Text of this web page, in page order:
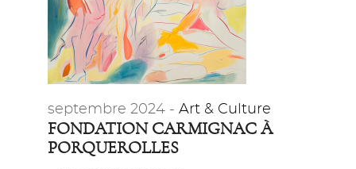
septembre 2024 - Art & Culture
FONDATION CARMIGNAC À
PORQUEROLLES